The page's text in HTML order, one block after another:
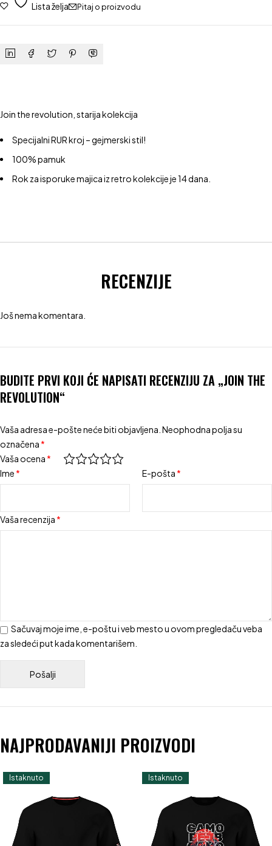
Lista želja Pitaj o proizvodu
Join the revolution, starija kolekcija
Specijalni RUR kroj – gejmerski stil!
100% pamuk
Rok za isporuke majica iz retro kolekcije je 14 dana.
RECENZIJE
Još nema komentara.
BUDITE PRVI KOJI ĆE NAPISATI RECENZIJU ZA „JOIN THE
REVOLUTION“
Vaša adresa e-pošte neće biti objavljena. Neophodna polja su
označena *
Vaša ocena *
Vaša recenzija *
Ime * E-pošta *
Sačuvaj moje ime, e-poštu i veb mesto u ovom pregledaču veba
za sledeći put kada komentarišem.
NAJPRODAVANIJI PROIZVODI
Istaknuto Istaknuto